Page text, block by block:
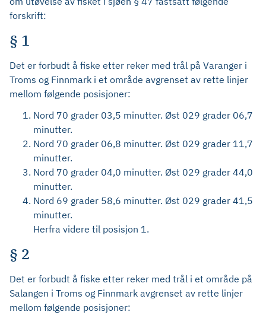
forskrift:
§ 1
Det er forbudt å fiske etter reker med trål på Varanger i
Troms og Finnmark i et område avgrenset av rette linjer
mellom følgende posisjoner:
Nord 70 grader 03,5 minutter. Øst 029 grader 06,7
minutter.
Nord 70 grader 06,8 minutter. Øst 029 grader 11,7
minutter.
Nord 70 grader 04,0 minutter. Øst 029 grader 44,0
minutter.
Nord 69 grader 58,6 minutter. Øst 029 grader 41,5
minutter.
Herfra videre til posisjon 1.
§ 2
Det er forbudt å fiske etter reker med trål i et område på
Salangen i Troms og Finnmark avgrenset av rette linjer
mellom følgende posisjoner: